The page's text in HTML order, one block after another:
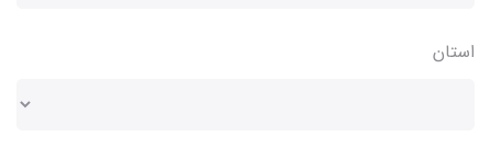
استان